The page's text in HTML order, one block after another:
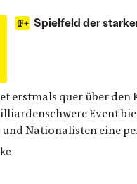
Spielfeld der
erstmals quer über
Event
Nationalisten eine